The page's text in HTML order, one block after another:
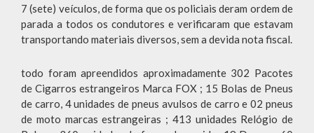
7 (sete) veículos, de forma que os policiais deram ordem de
parada a todos os condutores e verificaram que estavam
transportando materiais diversos, sem a devida nota fiscal.
todo foram apreendidos aproximadamente 302 Pacotes
de Cigarros estrangeiros Marca FOX ; 15 Bolas de Pneus
de carro, 4 unidades de pneus avulsos de carro e 02 pneus
de moto marcas estrangeiras ; 413 unidades Relógio de